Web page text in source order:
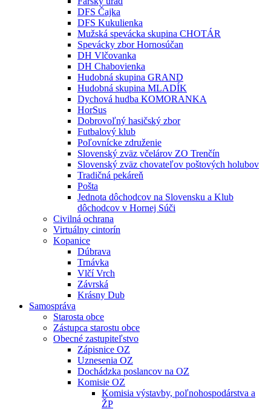
DFS Čajka
DFS Kukulienka
Mužská spevácka skupina CHOTÁR
Spevácky zbor Hornosúčan
DH Vlčovanka
DH Chabovienka
Hudobná skupina GRAND
Hudobná skupina MLADÍK
Dychová hudba KOMORANKA
HorSus
Dobrovoľný hasičský zbor
Futbalový klub
Poľovnícke združenie
Slovenský zväz včelárov ZO Trenčín
Slovenský zväz chovateľov poštových holubov
Tradičná pekáreň
Pošta
Jednota dôchodcov na Slovensku a Klub
dôchodcov v Hornej Súči
Civilná ochrana
Virtuálny cintorín
Kopanice
Dúbrava
Trnávka
Vlčí Vrch
Závrská
Krásny Dub
Samospráva
Starosta obce
Zástupca starostu obce
Obecné zastupiteľstvo
Zápisnice OZ
Uznesenia OZ
Dochádzka poslancov na OZ
Komisie OZ
Komisia výstavby, poľnohospodárstva a
ŽP